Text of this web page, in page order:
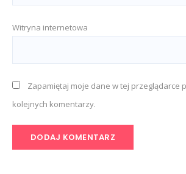
Witryna internetowa
Zapamiętaj moje dane w tej przeglądarce
kolejnych komentarzy.